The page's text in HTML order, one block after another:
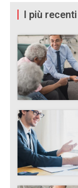
I più recenti